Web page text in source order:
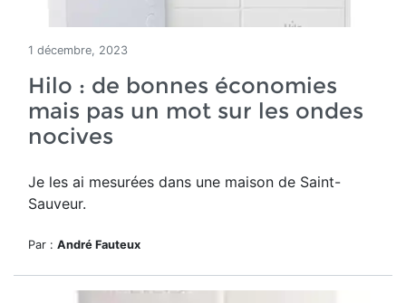
1 décembre, 2023
Hilo : de bonnes économies
mais pas un mot sur les ondes
nocives
Je les ai mesurées dans une maison de Saint-
Sauveur.
Par : André Fauteux